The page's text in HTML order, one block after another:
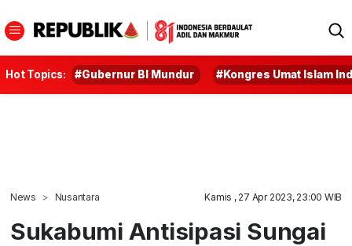
Hot Topics: #Gubernur BI Mundur #Kongres Umat Islam
News Nusantara Kamis , 27 Apr 2023, 23:00 WIB
Sukabumi Antisipasi Sungai